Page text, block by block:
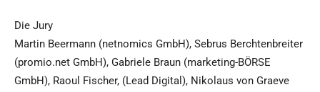
Die Jury
Martin Beermann (netnomics GmbH), Sebrus Berchtenbreiter
(promio.net GmbH), Gabriele Braun (marketing-BÖRSE
GmbH), Raoul Fischer, (Lead Digital), Nikolaus von Graeve